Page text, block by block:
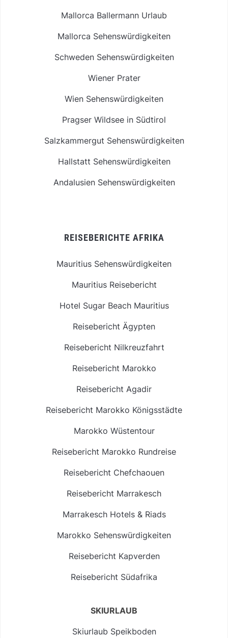
Mallorca Ballermann Urlaub
Mallorca Sehenswürdigkeiten
Schweden Sehenswürdigkeiten
Wiener Prater
Wien Sehenswürdigkeiten
Pragser Wildsee in Südtirol
Salzkammergut Sehenswürdigkeiten
Hallstatt Sehenswürdigkeiten
Andalusien Sehenswürdigkeiten
REISEBERICHTE AFRIKA
Mauritius Sehenswürdigkeiten
Mauritius Reisebericht
Hotel Sugar Beach Mauritius
Reisebericht Ägypten
Reisebericht Nilkreuzfahrt
Reisebericht Marokko
Reisebericht Agadir
Reisebericht Marokko Königsstädte
Marokko Wüstentour
Reisebericht Marokko Rundreise
Reisebericht Chefchaouen
Reisebericht Marrakesch
Marrakesch Hotels & Riads
Marokko Sehenswürdigkeiten
Reisebericht Kapverden
Reisebericht Südafrika
SKIURLAUB
Skiurlaub Speikboden